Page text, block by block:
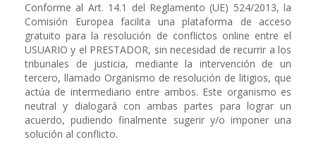
Conforme al Art. 14.1 del Reglamento (UE) 524/2013, la
Comisión Europea facilita una plataforma de acceso
gratuito para la resolución de conflictos online entre el
USUARIO y el PRESTADOR, sin necesidad de recurrir a los
tribunales de justicia, mediante la intervención de un
tercero, llamado Organismo de resolución de litigios, que
actúa de intermediario entre ambos. Este organismo es
neutral y dialogará con ambas partes para lograr un
acuerdo, pudiendo finalmente sugerir y/o imponer una
solución al conflicto.